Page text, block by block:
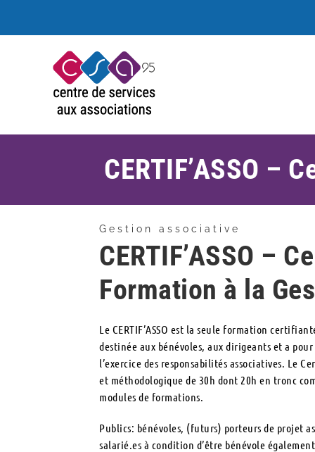
CERTIF’ASSO –
Gestion associative
CERTIF’ASSO –
Formation à la
Le CERTIF’ASSO est la seule formation
destinée aux bénévoles, aux dirigeants et a
l’exercice des responsabilités associatives. Le
et méthodologique de 30h dont 20h en tronc
modules de formations.
Publics: bénévoles, (futurs) porteurs de projet
salarié.es à condition d’être bénévole